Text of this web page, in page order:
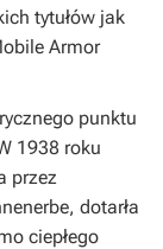
tytułów jak
Armor
punktu
1938 roku
przez
dotarła
ciepłego